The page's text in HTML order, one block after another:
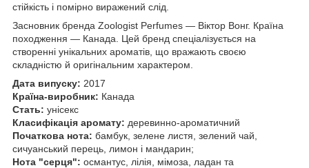
стійкість і помірно виражений слід.
Засновник бренда Zoologist Perfumes — Віктор Вонг. Країна
походження — Канада. Цей бренд спеціалізується на
створенні унікальних ароматів, що вражають своєю
складністю й оригінальним характером.
Дата випуску: 2017
Країна-виробник: Канада
Стать: унісекс
Класифікація аромату: деревинно-ароматичний
Початкова нота: бамбук, зелене листя, зелений чай,
сичуанський перець, лимон і мандарин;
Нота "серця": османтус, лілія, мімоза, ладан та